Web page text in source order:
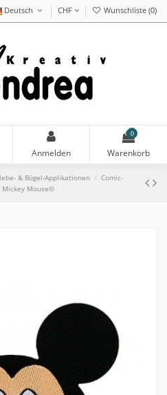
Deutsch CHF Wunschliste (0)
Anmelden
0
Warenkorb
& Bügel-Applikationen
Comic-
Mickey Mouse©